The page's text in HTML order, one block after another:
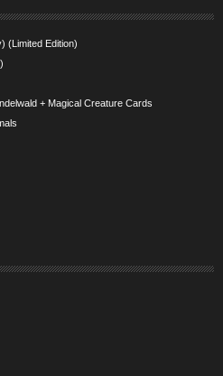
(Limited Edition)
+ Magical Creature Cards